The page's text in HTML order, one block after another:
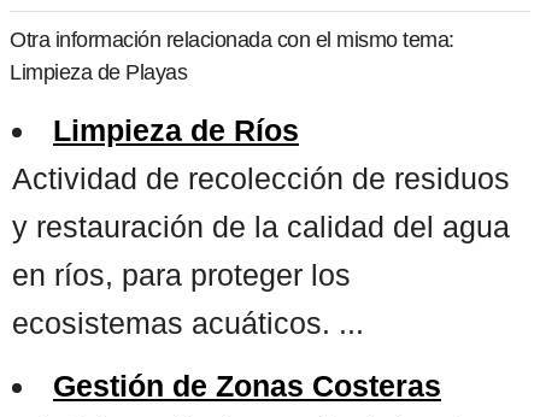
Otra información relacionada con el mismo tema:
Limpieza de Playas
Limpieza de Ríos
Actividad de recolección de residuos
y restauración de la calidad del agua
en ríos, para proteger los
ecosistemas acuáticos. ...
Gestión de Zonas Costeras